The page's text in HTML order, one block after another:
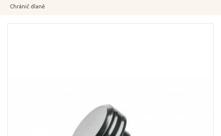
Chránič dlaně